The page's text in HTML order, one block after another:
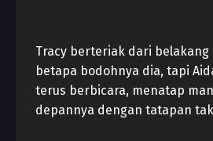
Tracy berteriak dari belakang
betapa bodohnya dia, tapi
terus berbicara, menatap
depannya dengan tatapan